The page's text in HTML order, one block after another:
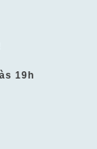
19h